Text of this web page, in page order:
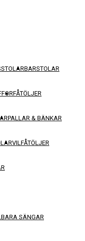
BARSTOLAR
FÅTÖLJER
PALLAR & BÄNKAR
VILFÅTÖLJER
SÄNGAR